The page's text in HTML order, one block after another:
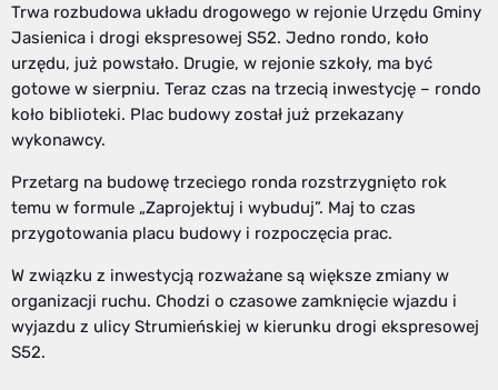
Trwa rozbudowa układu drogowego w rejonie Urzędu Gminy
Jasienica i drogi ekspresowej S52. Jedno rondo, koło
urzędu, już powstało. Drugie, w rejonie szkoły, ma być
gotowe w sierpniu. Teraz czas na trzecią inwestycję – rondo
koło biblioteki. Plac budowy został już przekazany
wykonawcy.
Przetarg na budowę trzeciego ronda rozstrzygnięto rok
temu w formule „Zaprojektuj i wybuduj”. Maj to czas
przygotowania placu budowy i rozpoczęcia prac.
W związku z inwestycją rozważane są większe zmiany w
organizacji ruchu. Chodzi o czasowe zamknięcie wjazdu i
wyjazdu z ulicy Strumieńskiej w kierunku drogi ekspresowej
S52.